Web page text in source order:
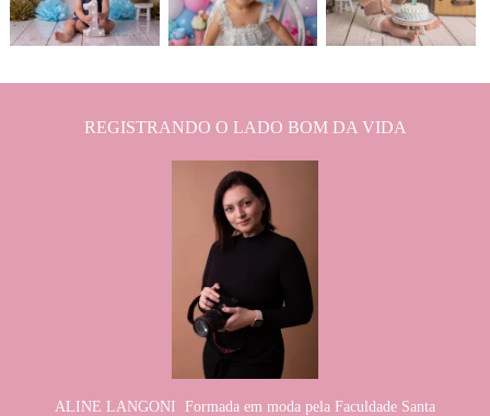
964 3 128 0 944 1
REGISTRANDO O LADO BOM DA VIDA
ALINE LANGONI Formada em moda pela Faculdade Santa